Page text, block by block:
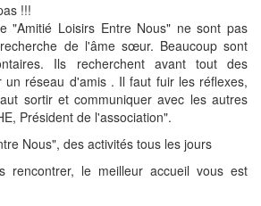
!!!
"Amitié Loisirs Entre Nous" ne sont pas
de l'âme sœur. Beaucoup sont
Ils recherchent avant tout des
un réseau d'amis . Il faut fuir les réflexes,
sortir et communiquer avec les autres
Président de l'association".
Nous", des activités tous les jours
rencontrer, le meilleur accueil vous est